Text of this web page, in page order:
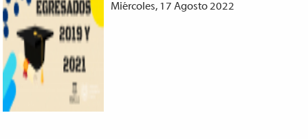
Miércoles, 17 Agosto 2022